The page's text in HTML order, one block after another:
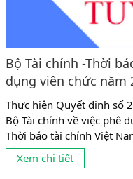
Bộ Tài chính -Thời
dụng viên chức năm
Thực hiện Quyết định số
Bộ Tài chính về việc phê
Thời báo tài chính Việt
Nam thông báo tuyển
như sau: XEM TẠI ĐÂY
Xem chi tiết